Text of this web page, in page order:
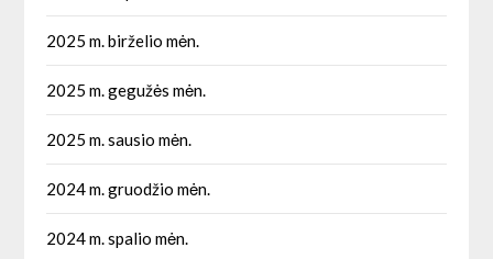
2025 m. birželio mėn.
2025 m. gegužės mėn.
2025 m. sausio mėn.
2024 m. gruodžio mėn.
2024 m. spalio mėn.